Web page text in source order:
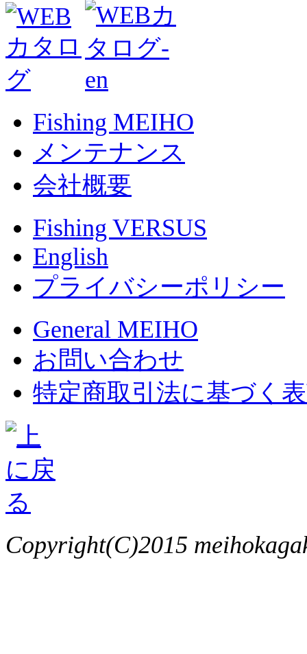
Fishing MEIHO
メンテナンス
会社概要
Fishing VERSUS
English
プライバシーポリシー
General MEIHO
お問い合わせ
特定商取引法に基づく
Copyright(C)2015